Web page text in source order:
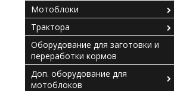
Мотоблоки
Трактора
Оборудование для заготовки и
переработки кормов
Доп. оборудование для
мотоблоков